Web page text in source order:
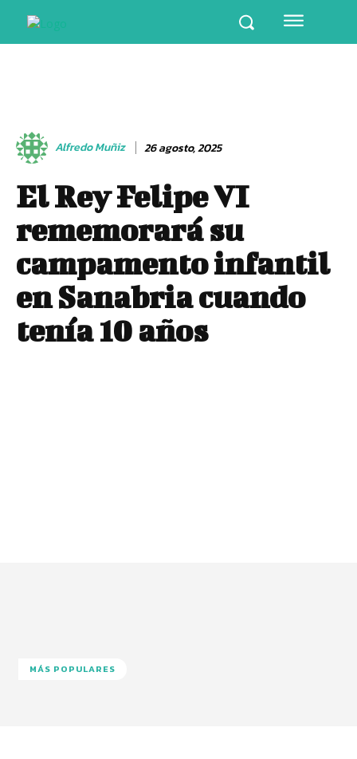
Alfredo Muñiz 26 agosto, 2025
El Rey Felipe VI
rememorará su
campamento infantil
en Sanabria cuando
tenía 10 años
MÁS POPULARES